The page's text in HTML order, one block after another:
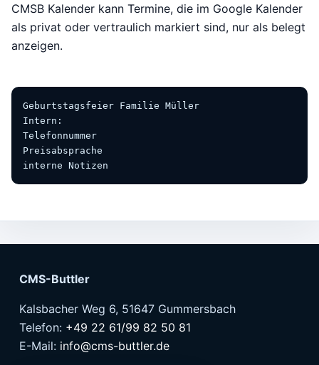
CMSB Kalender kann Termine, die im Google Kalender
als privat oder vertraulich markiert sind, nur als belegt
anzeigen.
Geburtstagsfeier Familie Müller
Intern:
Telefonnummer
Preisabsprache
interne Notizen
CMS-Buttler
Kalsbacher Weg 6, 51647 Gummersbach
Telefon: +49 22 61/99 82 50 81
E-Mail: info@cms-buttler.de